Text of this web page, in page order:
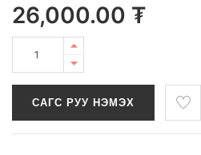
26,000.00 ₮
САГС РУУ НЭМЭХ